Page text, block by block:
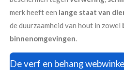
merk heeft een lange staat van
de duurzaamheid van hout in zowel
binnenomgevingen.
De verf en behang